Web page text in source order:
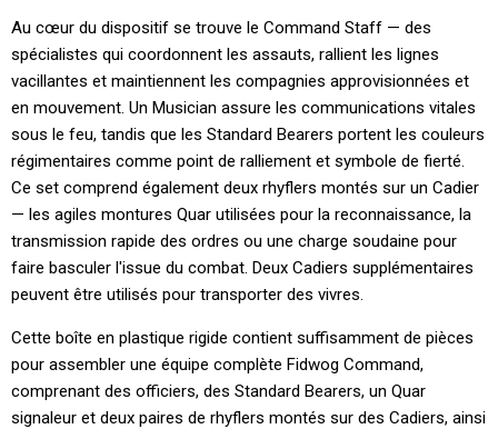
Au cœur du dispositif se trouve le Command Staff — des
spécialistes qui coordonnent les assauts, rallient les lignes
vacillantes et maintiennent les compagnies approvisionnées et
en mouvement. Un Musician assure les communications vitales
sous le feu, tandis que les Standard Bearers portent les couleurs
régimentaires comme point de ralliement et symbole de fierté.
Ce set comprend également deux rhyflers montés sur un Cadier
— les agiles montures Quar utilisées pour la reconnaissance, la
transmission rapide des ordres ou une charge soudaine pour
faire basculer l'issue du combat. Deux Cadiers supplémentaires
peuvent être utilisés pour transporter des vivres.
Cette boîte en plastique rigide contient suffisamment de pièces
pour assembler une équipe complète Fidwog Command,
comprenant des officiers, des Standard Bearers, un Quar
signaleur et deux paires de rhyflers montés sur des Cadiers, ainsi